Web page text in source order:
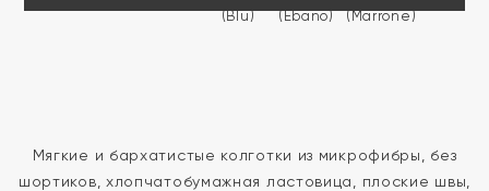
Мягкие и бархатистые колготки из микрофибры, без
шортиков, хлопчатобумажная ластовица, плоские швы,